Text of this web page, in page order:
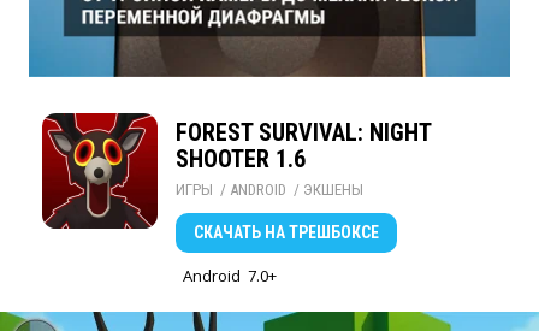
FOREST SURVIVAL: NIGHT
SHOOTER 1.6
ИГРЫ / ANDROID / ЭКШЕНЫ
СКАЧАТЬ НА ТРЕШБОКСЕ
Android 7.0+